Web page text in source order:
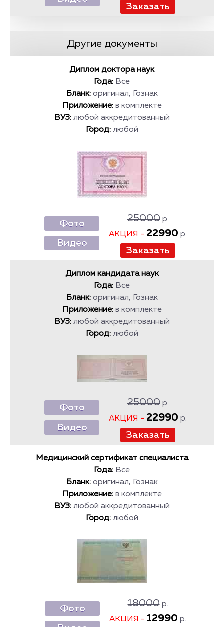
Другие документы
Диплом доктора наук
Года: Все
Бланк: оригинал, Гознак
Приложение: в комплекте
ВУЗ: любой аккредитованный
Город: любой
Фото
Видео
25000р.
АКЦИЯ - 22990 р.
Диплом кандидата наук
Года: Все
Бланк: оригинал, Гознак
Приложение: в комплекте
ВУЗ: любой аккредитованный
Город: любой
Фото
Видео
25000р.
АКЦИЯ - 22990 р.
Медицинский сертификат специалиста
Года: Все
Бланк: оригинал, Гознак
Приложение: в комплекте
ВУЗ: любой аккредитованный
Город: любой
Фото 18000р.
АКЦИЯ - 12990 р.